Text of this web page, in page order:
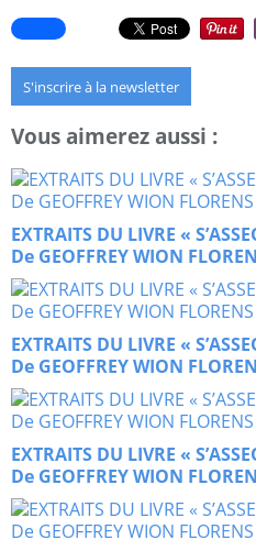
S'inscrire à la newsletter
Vous aimerez aussi :
EXTRAITS DU LIVRE «
De GEOFFREY WION
EXTRAITS DU LIVRE «
De GEOFFREY WION
EXTRAITS DU LIVRE «
De GEOFFREY WION